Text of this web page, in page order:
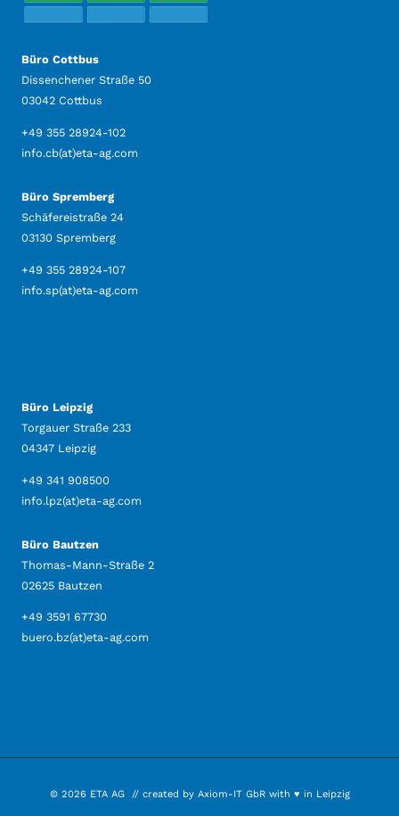
Büro Cottbus
Dissenchener Straße 50
03042 Cottbus
+49 355 28924-102
info.cb(at)eta-ag.com
Büro Spremberg
Schäfereistraße 24
03130 Spremberg
+49 355 28924-107
info.sp(at)eta-ag.com
Büro Leipzig
Torgauer Straße 233
04347 Leipzig
+49 341 908500
info.lpz(at)eta-ag.com
Büro Bautzen
Thomas-Mann-Straße 2
02625 Bautzen
+49 3591 67730
buero.bz(at)eta-ag.com
© 2026 ETA AG // created by Axiom-IT GbR with ♥ in Leipzig